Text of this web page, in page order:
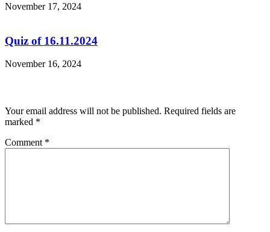
November 17, 2024
Quiz of 16.11.2024
November 16, 2024
Your email address will not be published. Required fields are
marked *
Comment *